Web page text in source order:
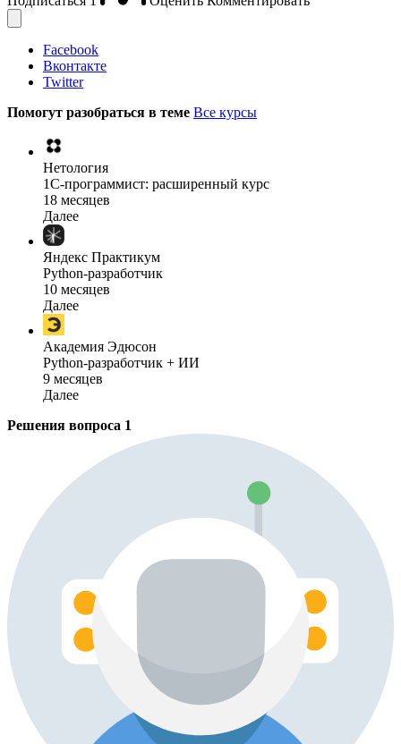
Facebook
Вконтакте
Twitter
Помогут разобраться в теме Все курсы
Нетология
1C-программист: расширенный курс
18 месяцев
Далее
Яндекс Практикум
Python-разработчик
10 месяцев
Далее
Академия Эдюсон
Python-разработчик + ИИ
9 месяцев
Далее
Решения вопроса 1